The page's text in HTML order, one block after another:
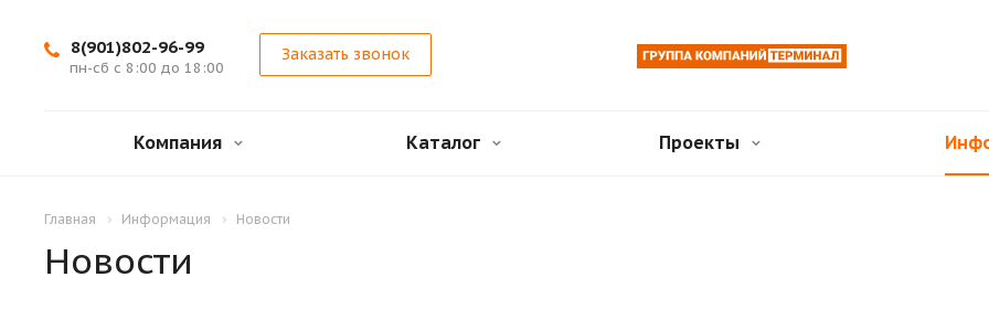
8(901)802-96-99
пн-сб с 8:00 до 18:00
Заказать звонок
Компания Каталог Проекты
Главная Информация Новости
Новости